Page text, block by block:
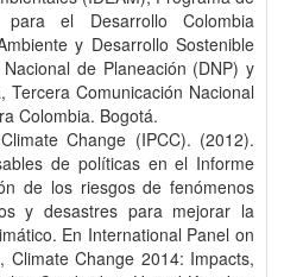
el Desarrollo Colombia
y Desarrollo Sostenible
de Planeación (DNP) y
Tercera Comunicación Nacional
Colombia. Bogotá.
Change (IPCC). (2012).
de políticas en el Informe
de los riesgos de fenómenos
y desastres para mejorar la
En International Panel on
Climate Change 2014: Impacts,